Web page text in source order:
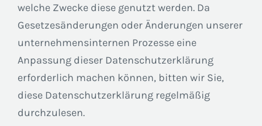
welche Zwecke diese genutzt werden. Da
Gesetzesänderungen oder Änderungen unserer
unternehmensinternen Prozesse eine
Anpassung dieser Datenschutzerklärung
erforderlich machen können, bitten wir Sie,
diese Datenschutzerklärung regelmäßig
durchzulesen.